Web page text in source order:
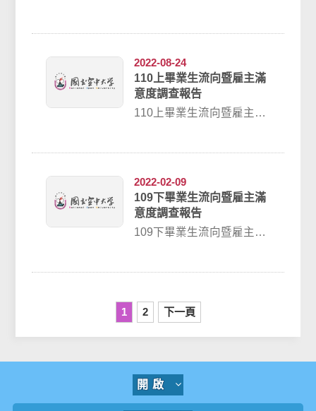
2022-08-24
110上畢業生流向暨雇主滿
意度調查報告
110上畢業生流向暨雇主滿
2022-02-09
109下畢業生流向暨雇主滿
意度調查報告
109下畢業生流向暨雇主滿
1 2 下一頁
開啟